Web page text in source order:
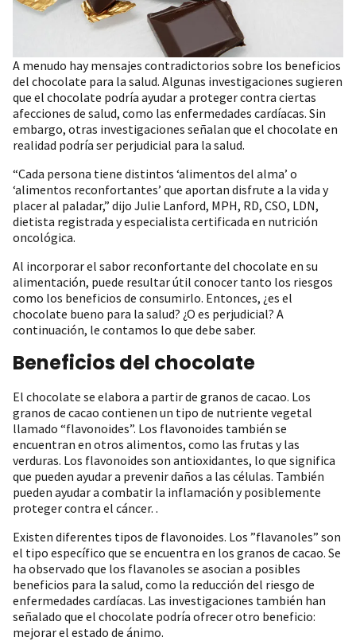
A menudo hay mensajes contradictorios sobre los beneficios
del chocolate para la salud. Algunas investigaciones sugieren
que el chocolate podría ayudar a proteger contra ciertas
afecciones de salud, como las enfermedades cardíacas. Sin
embargo, otras investigaciones señalan que el chocolate en
realidad podría ser perjudicial para la salud.
“Cada persona tiene distintos ‘alimentos del alma’ o
‘alimentos reconfortantes’ que aportan disfrute a la vida y
placer al paladar,” dijo Julie Lanford, MPH, RD, CSO, LDN,
dietista registrada y especialista certificada en nutrición
oncológica.
Al incorporar el sabor reconfortante del chocolate en su
alimentación, puede resultar útil conocer tanto los riesgos
como los beneficios de consumirlo. Entonces, ¿es el
chocolate bueno para la salud? ¿O es perjudicial? A
continuación, le contamos lo que debe saber.
Beneficios del chocolate
El chocolate se elabora a partir de granos de cacao. Los
granos de cacao contienen un tipo de nutriente vegetal
llamado “flavonoides”. Los flavonoides también se
encuentran en otros alimentos, como las frutas y las
verduras. Los flavonoides son antioxidantes, lo que significa
que pueden ayudar a prevenir daños a las células. También
pueden ayudar a combatir la inflamación y posiblemente
proteger contra el cáncer. .
Existen diferentes tipos de flavonoides. Los ”flavanoles” son
el tipo específico que se encuentra en los granos de cacao. Se
ha observado que los flavanoles se asocian a posibles
beneficios para la salud, como la reducción del riesgo de
enfermedades cardíacas. Las investigaciones también han
señalado que el chocolate podría ofrecer otro beneficio:
mejorar el estado de ánimo.